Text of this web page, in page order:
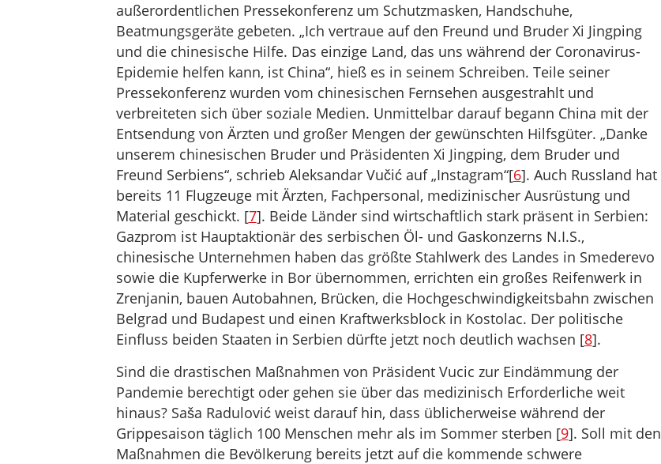
außerordentlichen Pressekonferenz um Schutzmasken, Handschuhe,
Beatmungsgeräte gebeten. „Ich vertraue auf den Freund und Bruder Xi Jingping
und die chinesische Hilfe. Das einzige Land, das uns während der Coronavirus-
Epidemie helfen kann, ist China“, hieß es in seinem Schreiben. Teile seiner
Pressekonferenz wurden vom chinesischen Fernsehen ausgestrahlt und
verbreiteten sich über soziale Medien. Unmittelbar darauf begann China mit der
Entsendung von Ärzten und großer Mengen der gewünschten Hilfsgüter. „Danke
unserem chinesischen Bruder und Präsidenten Xi Jingping, dem Bruder und
Freund Serbiens“, schrieb Aleksandar Vučić auf „Instagram“[6]. Auch Russland hat
bereits 11 Flugzeuge mit Ärzten, Fachpersonal, medizinischer Ausrüstung und
Material geschickt. [7]. Beide Länder sind wirtschaftlich stark präsent in Serbien:
Gazprom ist Hauptaktionär des serbischen Öl- und Gaskonzerns N.I.S.,
chinesische Unternehmen haben das größte Stahlwerk des Landes in Smederevo
sowie die Kupferwerke in Bor übernommen, errichten ein großes Reifenwerk in
Zrenjanin, bauen Autobahnen, Brücken, die Hochgeschwindigkeitsbahn zwischen
Belgrad und Budapest und einen Kraftwerksblock in Kostolac. Der politische
Einfluss beiden Staaten in Serbien dürfte jetzt noch deutlich wachsen [8].
Sind die drastischen Maßnahmen von Präsident Vucic zur Eindämmung der
Pandemie berechtigt oder gehen sie über das medizinisch Erforderliche weit
hinaus? Saša Radulović weist darauf hin, dass üblicherweise während der
Grippesaison täglich 100 Menschen mehr als im Sommer sterben [9]. Soll mit den
Maßnahmen die Bevölkerung bereits jetzt auf die kommende schwere